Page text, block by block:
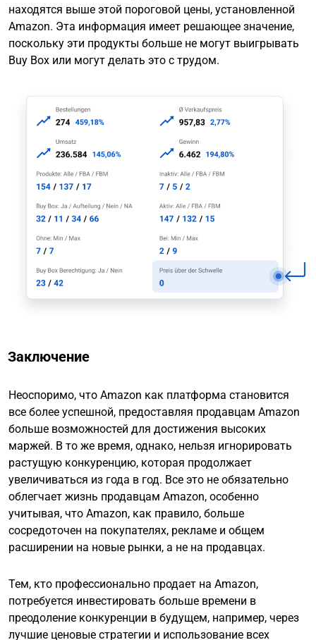
находятся выше этой пороговой цены, установленной
Amazon. Эта информация имеет решающее значение,
поскольку эти продукты больше не могут выигрывать
Buy Box или могут делать это с трудом.
Заключение
Неоспоримо, что Amazon как платформа становится
все более успешной, предоставляя продавцам Amazon
больше возможностей для достижения высоких
маржей. В то же время, однако, нельзя игнорировать
растущую конкуренцию, которая продолжает
увеличиваться из года в год. Все это не обязательно
облегчает жизнь продавцам Amazon, особенно
учитывая, что Amazon, как правило, больше
сосредоточен на покупателях, рекламе и общем
расширении на новые рынки, а не на продавцах.
Тем, кто профессионально продает на Amazon,
потребуется инвестировать больше времени в
преодоление конкуренции в будущем, например, через
лучшие ценовые стратегии и использование всех